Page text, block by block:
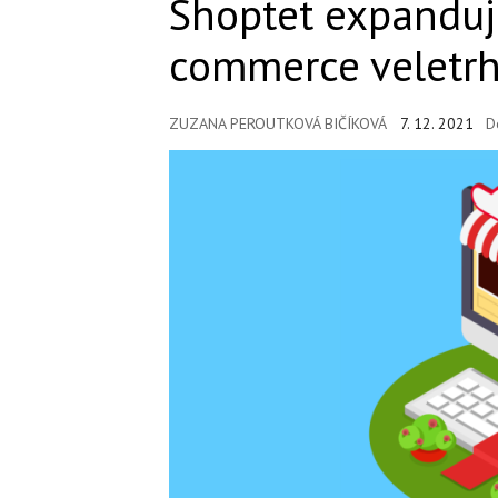
Shoptet
commerce
ZUZANA PEROUTKOVÁ BIČÍKOVÁ 7. 12. 2021